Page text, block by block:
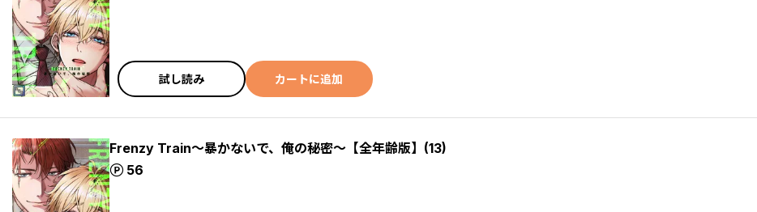
試し読み カートに追加
Frenzy Train～暴かないで、俺の秘密～【全年齢版】(13)
56
ポイント